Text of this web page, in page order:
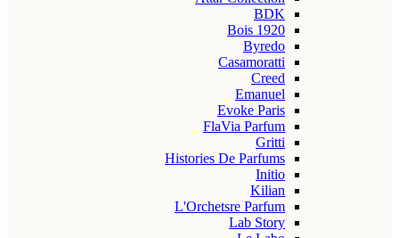
BDK
Bois 1920
Byredo
Casamoratti
Creed
Emanuel
Evoke Paris
FlaVia Parfum
Gritti
Histories De Parfums
Initio
Kilian
L'Orchetsre Parfum
Lab Story